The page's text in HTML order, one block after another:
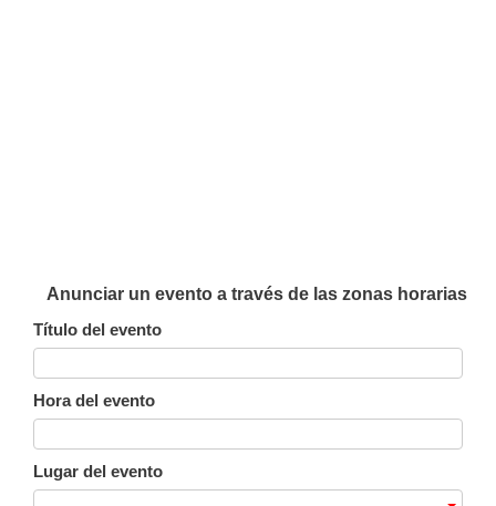
Anunciar un evento a través de las zonas horarias
Título del evento
Hora del evento
Lugar del evento